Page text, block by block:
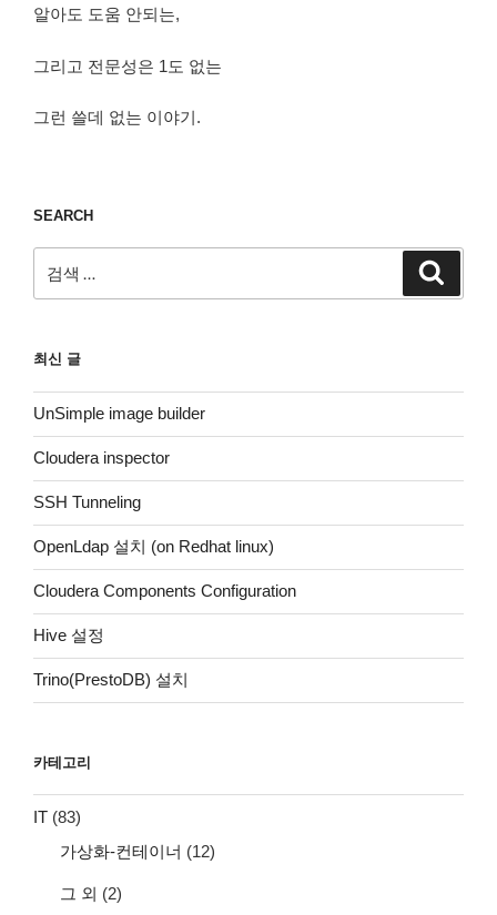
알아도 도움 안되는,
그리고 전문성은 1도 없는
그런 쓸데 없는 이야기.
SEARCH
색:
최신 글
UnSimple image builder
Cloudera inspector
SSH Tunneling
OpenLdap 설치 (on Redhat linux)
Cloudera Components Configuration
Hive 설정
Trino(PrestoDB) 설치
카테고리
IT (83)
가상화-컨테이너 (12)
그 외 (2)